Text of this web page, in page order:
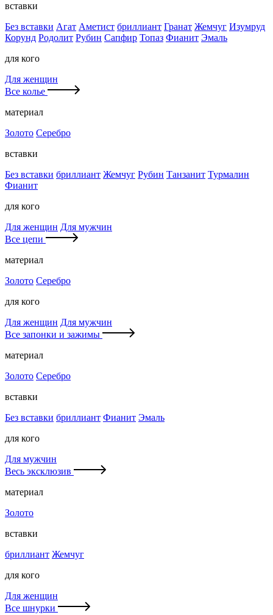
вставки
Без вставки Агат Аметист бриллиант Гранат Жемчуг Изумруд
Корунд Родолит Рубин Сапфир Топаз Фианит Эмаль
для кого
Для женщин
Все колье
материал
Золото Серебро
вставки
Без вставки бриллиант Жемчуг Рубин Танзанит Турмалин
Фианит
для кого
Для женщин Для мужчин
Все цепи
материал
Золото Серебро
для кого
Для женщин Для мужчин
Все запонки и зажимы
материал
Золото Серебро
вставки
Без вставки бриллиант Фианит Эмаль
для кого
Для мужчин
Весь эксклюзив
материал
Золото
вставки
бриллиант Жемчуг
для кого
Для женщин
Все шнурки